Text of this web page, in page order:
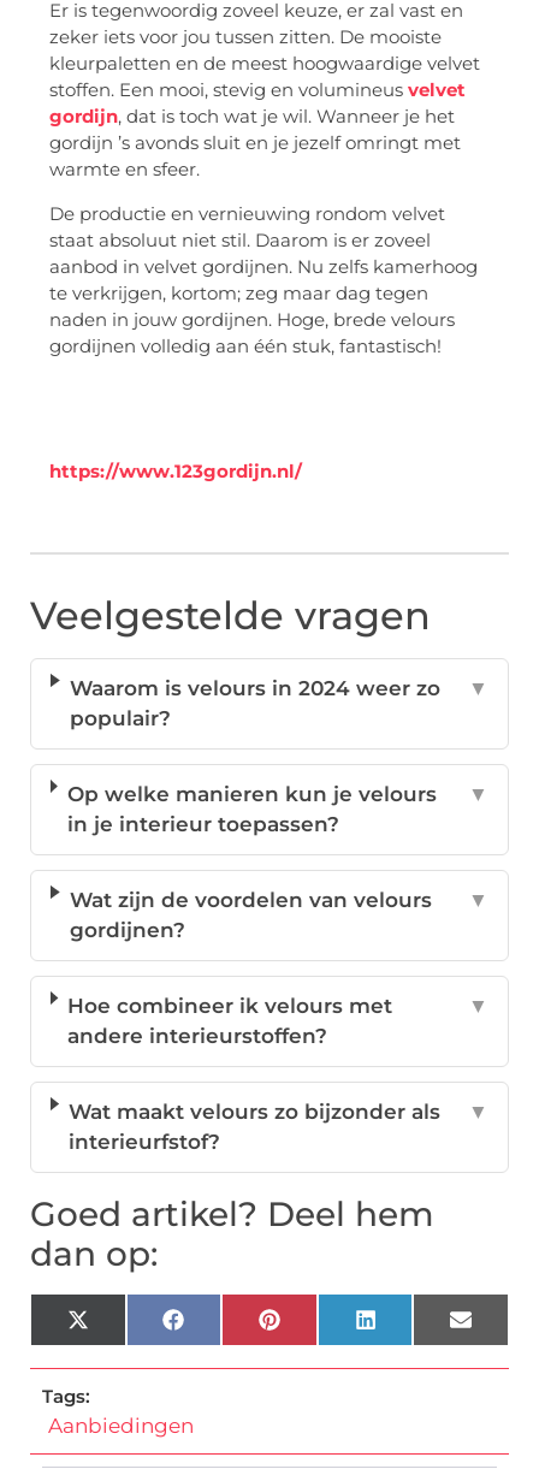
Er is tegenwoordig zoveel keuze, er zal vast en
zeker iets voor jou tussen zitten. De mooiste
kleurpaletten en de meest hoogwaardige velvet
stoffen. Een mooi, stevig en volumineus velvet
gordijn, dat is toch wat je wil. Wanneer je het
gordijn ’s avonds sluit en je jezelf omringt met
warmte en sfeer.
De productie en vernieuwing rondom velvet
staat absoluut niet stil. Daarom is er zoveel
aanbod in velvet gordijnen. Nu zelfs kamerhoog
te verkrijgen, kortom; zeg maar dag tegen
naden in jouw gordijnen. Hoge, brede velours
gordijnen volledig aan één stuk, fantastisch!
https://www.123gordijn.nl/
Veelgestelde vragen
Waarom is velours in 2024 weer zo
populair?
▼
Op welke manieren kun je velours
in je interieur toepassen?
▼
Wat zijn de voordelen van velours
gordijnen?
▼
Hoe combineer ik velours met
andere interieurstoffen?
▼
Wat maakt velours zo bijzonder als
interieurfstof?
▼
Goed artikel? Deel hem
dan op:
X
(Twitter)
FacebookPinterestLinkedInEmail
Tags:
Aanbiedingen